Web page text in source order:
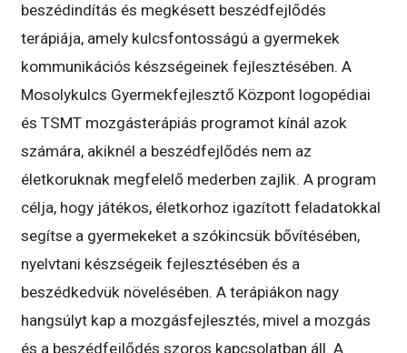
beszédindítás és megkésett beszédfejlődés
terápiája, amely kulcsfontosságú a gyermekek
kommunikációs készségeinek fejlesztésében. A
Mosolykulcs Gyermekfejlesztő Központ logopédiai
és TSMT mozgásterápiás programot kínál azok
számára, akiknél a beszédfejlődés nem az
életkoruknak megfelelő mederben zajlik. A program
célja, hogy játékos, életkorhoz igazított feladatokkal
segítse a gyermekeket a szókincsük bővítésében,
nyelvtani készségeik fejlesztésében és a
beszédkedvük növelésében. A terápiákon nagy
hangsúlyt kap a mozgásfejlesztés, mivel a mozgás
és a beszédfejlődés szoros kapcsolatban áll. A